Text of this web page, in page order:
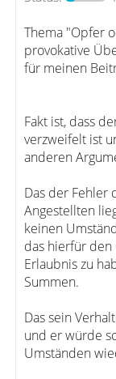
Thema "Opfer
provokative
für meinen
Fakt ist, dass
verzweifelt ist
anderen
Das der Fehler
Angestellten
keinen
das hierfür
Erlaubnis zu
Summen.
Das sein
und er würde
Umständen